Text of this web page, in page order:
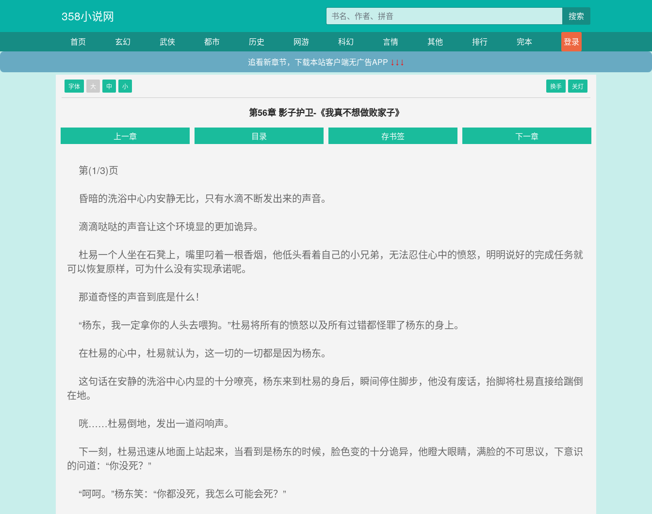
358小说网 搜索
首页 玄幻 武侠 都市 历史 网游 科幻 言情 其他 排行 完本
登录
追看新章节，下载本站客户端无广告APP ↓↓↓
字体 大 中 小 换手 关灯
第56章 影子护卫-《我真不想做败家子》
上一章 目录 存书签 下一章
第(1/3)页
昏暗的洗浴中心内安静无比，只有水滴不断发出来的声音。
滴滴哒哒的声音让这个环境显的更加诡异。
杜易一个人坐在石凳上，嘴里叼着一根香烟，他低头看着自己的小兄弟，无法忍住心中的愤怒，明明说好的完成任务就
可以恢复原样，可为什么没有实现承诺呢。
那道奇怪的声音到底是什么！
“杨东，我一定拿你的人头去喂狗。”杜易将所有的愤怒以及所有过错都怪罪了杨东的身上。
在杜易的心中，杜易就认为，这一切的一切都是因为杨东。
这句话在安静的洗浴中心内显的十分嘹亮，杨东来到杜易的身后，瞬间停住脚步，他没有废话，抬脚将杜易直接给踹倒
在地。
咣……杜易倒地，发出一道闷响声。
下一刻，杜易迅速从地面上站起来，当看到是杨东的时候，脸色变的十分诡异，他瞪大眼睛，满脸的不可思议，下意识
的问道：“你没死？”
“呵呵。”杨东笑：“你都没死，我怎么可能会死？”